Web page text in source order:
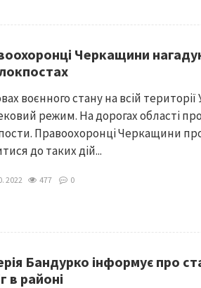
Черкащини
воєнного стану на всій
режим. На дорогах області
Правоохоронці Черкащини
до таких дій...
2022 477 0
Бандурко інформує про
в районі